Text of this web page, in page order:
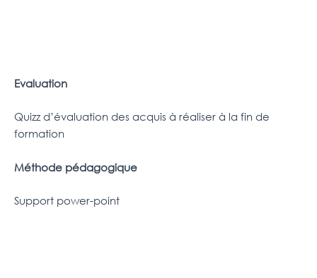
Evaluation
Quizz d’évaluation des acquis à réaliser à la fin de
formation
Méthode pédagogique
Support power-point